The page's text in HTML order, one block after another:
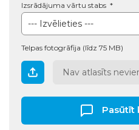
Izsrādājuma vārtu stabs
Telpas fotogrāfija (līdz 75 MB)
Nav atlasīts
Pasūtīt